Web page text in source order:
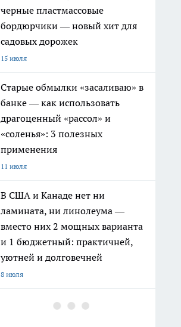
черные пластмассовые
бордюрчики — новый хит для
садовых дорожек
15 июля
Старые обмылки «засаливаю» в
банке — как использовать
драгоценный «рассол» и
«соленья»: 3 полезных
применения
11 июля
В США и Канаде нет ни
ламината, ни линолеума —
вместо них 2 мощных варианта
и 1 бюджетный: практичней,
уютней и долговечней
8 июля
Рукастые умники скупают на